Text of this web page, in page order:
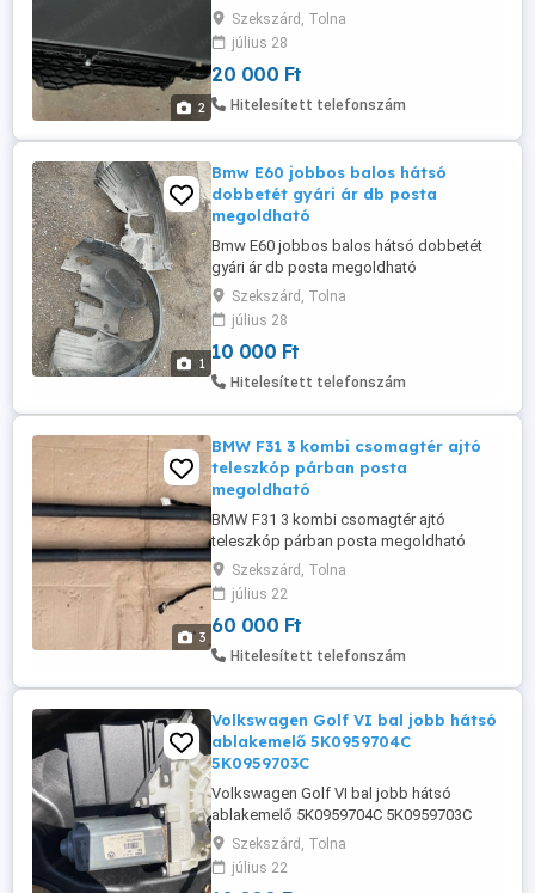
2
Szekszárd, Tolna
július 28
20 000 Ft
Hitelesített telefonszám
1
Bmw E60 jobbos balos hátsó
dobbetét gyári ár db posta
megoldható
Bmw E60 jobbos balos hátsó dobbetét
gyári ár db posta megoldható
Szekszárd, Tolna
július 28
10 000 Ft
Hitelesített telefonszám
3
BMW F31 3 kombi csomagtér ajtó
teleszkóp párban posta
megoldható
BMW F31 3 kombi csomagtér ajtó
teleszkóp párban posta megoldható
Szekszárd, Tolna
július 22
60 000 Ft
Hitelesített telefonszám
Volkswagen Golf VI bal jobb hátsó
ablakemelő 5K0959704C
5K0959703C
Volkswagen Golf VI bal jobb hátsó
ablakemelő 5K0959704C 5K0959703C
Szekszárd, Tolna
július 22